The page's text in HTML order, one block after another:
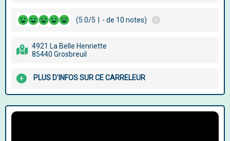
(5.0/5 - de 10 notes)
4921 La Belle Henriette
85440 Grosbreuil
PLUS D'INFOS SUR CE CARRELEUR